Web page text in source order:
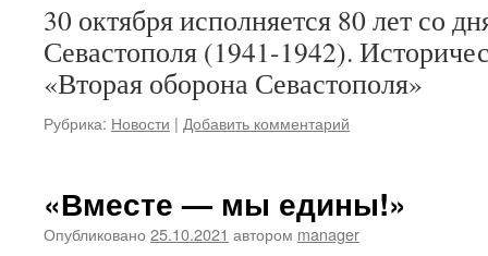
30 октября исполняется 80 лет со
Севастополя (1941-1942).
«Вторая оборона Севастополя»
Рубрика: Новости | Добавить комментарий
«Вместе — мы едины!»
Опубликовано 25.10.2021 автором manager